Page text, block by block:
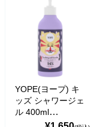
YOPE(ヨープ) キ
ッズ シャワージェ
ル 400ml
Cranberry and